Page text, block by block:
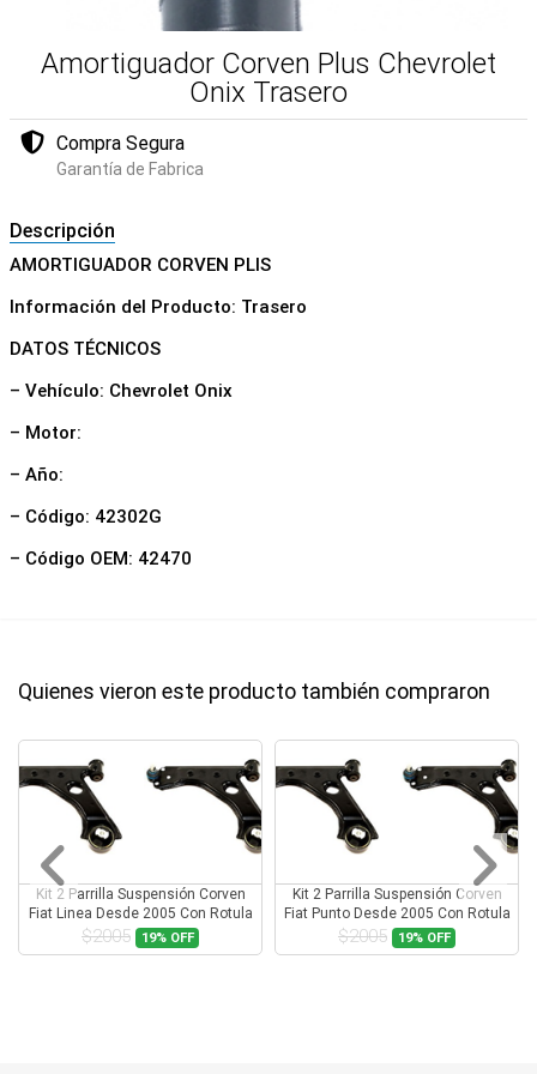
Amortiguador Corven Plus Chevrolet
Onix Trasero
Compra Segura
Garantía de Fabrica
Descripción
AMORTIGUADOR CORVEN PLIS
Información del Producto: Trasero
DATOS TÉCNICOS
– Vehículo: Chevrolet Onix
– Motor:
– Año:
– Código: 42302G
– Código OEM: 42470
Quienes vieron este producto también compraron
Kit 2 Parrilla Suspensión Corven
Fiat Linea Desde 2005 Con Rotula
$2005 19% OFF
Kit 2 Parrilla Suspensión Corven
Fiat Punto Desde 2005 Con Rotula
$2005 19% OFF